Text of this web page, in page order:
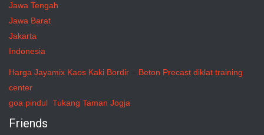
Jawa Tengah
Jawa Barat
Jakarta
Indonesia
Harga Jayamix Kaos Kaki Bordir – Beton Precast diklat training
center
goa pindul Tukang Taman Jogja
Friends